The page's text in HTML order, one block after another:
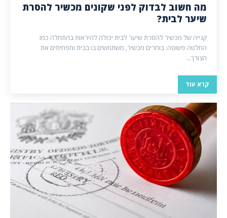
מה חשוב לבדוק לפני שקונים מכשיר להסרת
שיער לבית?
קנייה של מכשיר להסרת שיער לבית יכולה להיראות בהתחלה כמו
החלטה פשוטה: בוחרים מכשיר, משתמשים בו בבית ומפחיתים את
הצורך...
קרא עוד